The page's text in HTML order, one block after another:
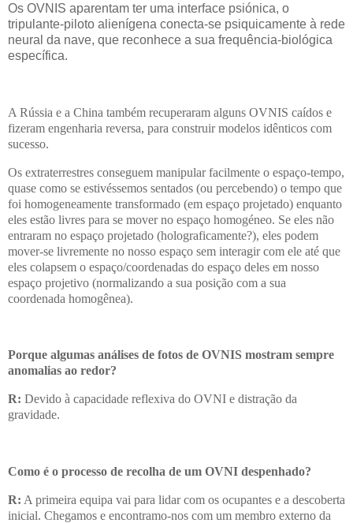
Os OVNIS aparentam ter uma interface psiónica, o
tripulante-piloto alienígena conecta-se psiquicamente à rede
neural da nave, que reconhece a sua frequência-biológica
específica.
A Rússia e a China também recuperaram alguns OVNIS caídos e
fizeram engenharia reversa, para construir modelos idênticos com
sucesso.
Os extraterrestres conseguem manipular facilmente o espaço-tempo,
quase como se estivéssemos sentados (ou percebendo) o tempo que
foi homogeneamente transformado (em espaço projetado) enquanto
eles estão livres para se mover no espaço homogéneo. Se eles não
entraram no espaço projetado (holograficamente?), eles podem
mover-se livremente no nosso espaço sem interagir com ele até que
eles colapsem o espaço/coordenadas do espaço deles em nosso
espaço projetivo (normalizando a sua posição com a sua
coordenada homogênea).
Porque algumas análises de fotos de OVNIS mostram sempre
anomalias ao redor?
R: Devido à capacidade reflexiva do OVNI e distração da
gravidade.
Como é o processo de recolha de um OVNI despenhado?
R: A primeira equipa vai para lidar com os ocupantes e a descoberta
inicial. Chegamos e encontramo-nos com um membro externo da